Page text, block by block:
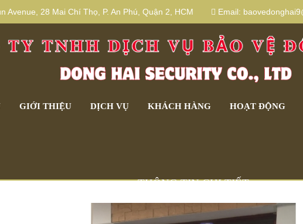
Avenue, 28 Mai Chí Thọ, P. An Phú, Quận 2, HCM Email:
GIỚI THIỆU DỊCH VỤ KHÁCH HÀNG HOẠT ĐỘNG
THÔNG TIN CHI TIẾT